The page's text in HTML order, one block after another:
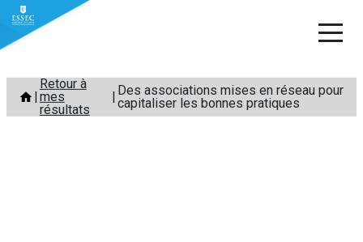
Aller
contenu
Retour à
mes
résultats
Des associations mises en réseau pour
capitaliser les bonnes pratiques